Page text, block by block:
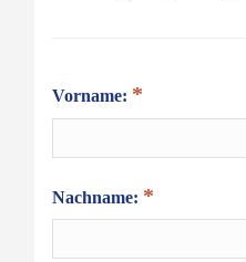
Vorname:
Nachname: